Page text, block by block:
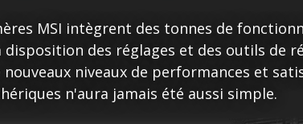
MSI intègrent des tonnes de
disposition des réglages et des outils de
niveaux de performances et
n'aura jamais été aussi simple.